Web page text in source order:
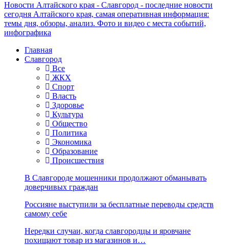
Новости Алтайского края - Славгород - последние новости
сегодня Алтайского края, самая оперативная информация:
темы дня, обзоры, анализ. Фото и видео с места событий,
инфографика
Главная
Славгород
Все
ЖКХ
Спорт
Власть
Здоровье
Культура
Общество
Политика
Экономика
Образование
Происшествия
В Славгороде мошенники продолжают обманывать
доверчивых граждан
Россияне выступили за бесплатные переводы средств
самому себе
Нередки случаи, когда славгородцы и яровчане
похищают товар из магазинов и…